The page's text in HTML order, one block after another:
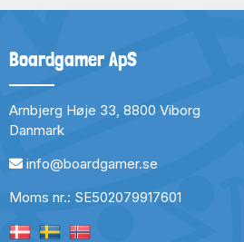
Boardgamer ApS
Arnbjerg Høje 33, 8800 Viborg
Danmark
info@boardgamer.se
Moms nr.: SE502079917601